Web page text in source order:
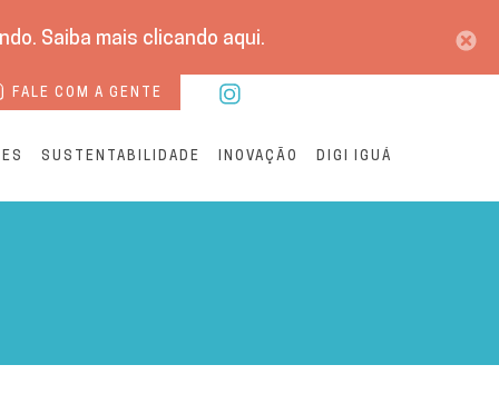
Saiba mais clicando aqui.
FALE COM A GENTE
SUSTENTABILIDADE INOVAÇÃO DIGI IGUÁ